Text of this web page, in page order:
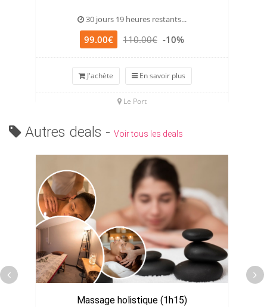
30 jours 19 heures restants...
99.00€ 110.00€ -10%
J'achète En savoir plus
Le Port
Autres deals - Voir tous les deals
Massage holistique (1h15)